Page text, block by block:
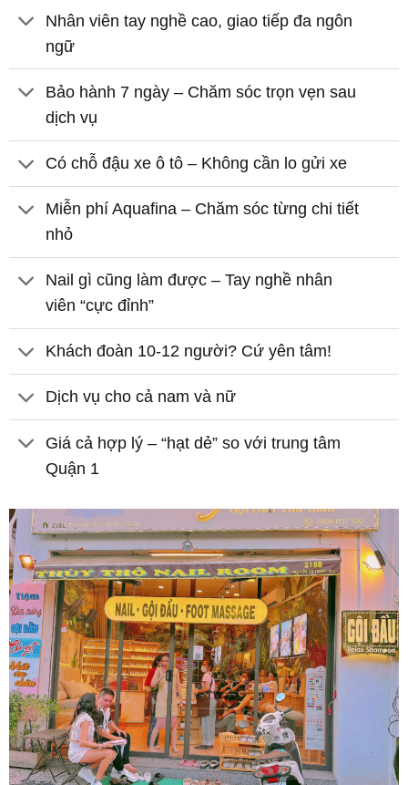
Nhân viên tay nghề cao, giao tiếp đa ngôn
ngữ
Bảo hành 7 ngày – Chăm sóc trọn vẹn sau
dịch vụ
Có chỗ đậu xe ô tô – Không cần lo gửi xe
Miễn phí Aquafina – Chăm sóc từng chi tiết
nhỏ
Nail gì cũng làm được – Tay nghề nhân
viên “cực đỉnh”
Khách đoàn 10-12 người? Cứ yên tâm!
Dịch vụ cho cả nam và nữ
Giá cả hợp lý – “hạt dẻ” so với trung tâm
Quận 1